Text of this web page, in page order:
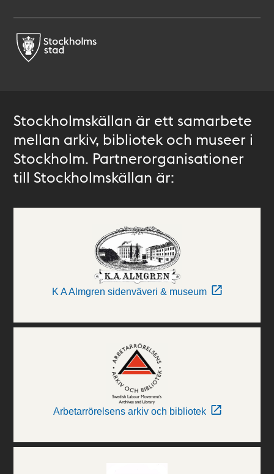
Stockholmskällan är ett samarbete
mellan arkiv, bibliotek och museer i
Stockholm. Partnerorganisationer
till Stockholmskällan är:
K A Almgren sidenväveri & museum
Arbetarrörelsens arkiv och bibliotek